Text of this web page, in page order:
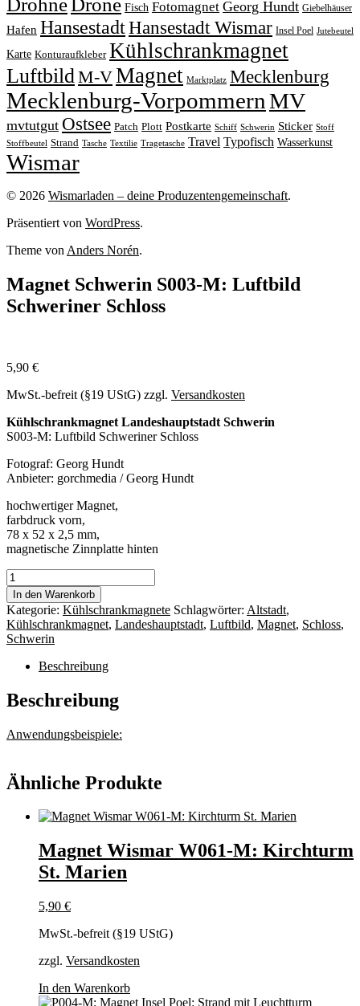
Drone Fisch Fotomagnet Georg Hundt Giebelhäuser
Hafen HansestadtHansestadt Wismar Insel Poel Jutebeutel
Karte Konturaufkleber Kühlschrankmagnet
LuftbildM-VMagnet Marktplatz Mecklenburg
Mecklenburg-VorpommernMV
mvtutgut Ostsee Patch Plott Postkarte Schiff Schwerin Sticker Stoff
Stoffbeutel Strand Tasche Textilie Tragetasche Travel Typofisch Wasserkunst
Wismar
© 2026 Wismarladen – deine Produzentengemeinschaft.
Präsentiert von WordPress.
Theme von Anders Norén.
Magnet Schwerin S003-M: Luftbild
Schweriner Schloss
5,90 €
MwSt.-befreit (§19 UStG) zzgl. Versandkosten
Kühlschrankmagnet Landeshauptstadt Schwerin
S003-M: Luftbild Schweriner Schloss
Fotograf: Georg Hundt
Anbieter: gorchmedia / Georg Hundt
hochwertiger Magnet,
farbdruck vorn,
78 x 52 x 2,5 mm,
magnetische Zinnplatte hinten
Magnet
Schwerin
S003-
M:
Luftbild
Schweriner
Schloss
Menge
In den Warenkorb
Kategorie: Kühlschrankmagnete Schlagwörter: Altstadt,
Kühlschrankmagnet, Landeshauptstadt, Luftbild, Magnet, Schloss,
Schwerin
Beschreibung
Beschreibung
Anwendungsbeispiele:
Ähnliche Produkte
Magnet Wismar W061-M: Kirchturm
St. Marien
5,90 €
MwSt.-befreit (§19 UStG)
zzgl. Versandkosten
In den Warenkorb